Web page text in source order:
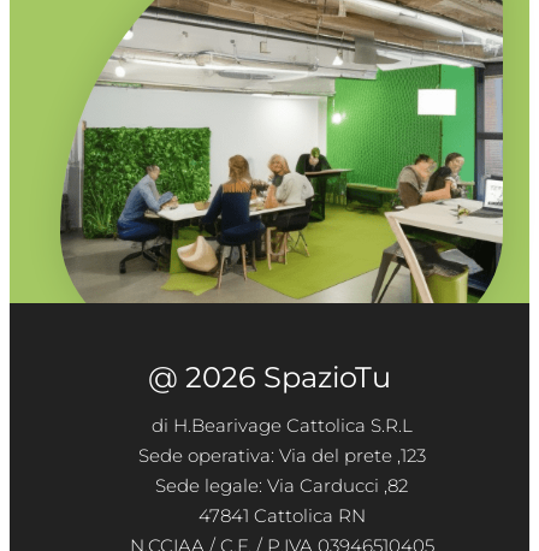
@ 2026 SpazioTu
di H.Bearivage Cattolica S.R.L
Sede operativa: Via del prete ,123
Sede legale: Via Carducci ,82
47841 Cattolica RN
N.CCIAA / C.F. / P.IVA 03946510405